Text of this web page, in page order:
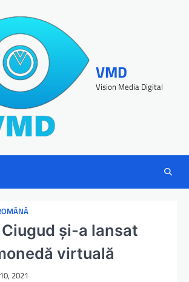
VMD
Vision Media Digital
și-a lansat
virtuală
2021